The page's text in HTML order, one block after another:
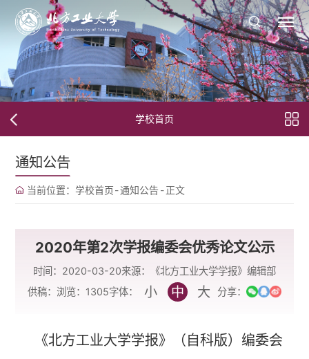
学校首页
通知公告
当前位置： 学校首页-通知公告-正文
2020年第2次学报编委会优秀论文公示
时间：2020-03-20来源：《北方工业大学学报》编辑部
供稿： 浏览： 1305字体： 小 中 大 分享：
《北方工业大学学报》（自科版）编委会